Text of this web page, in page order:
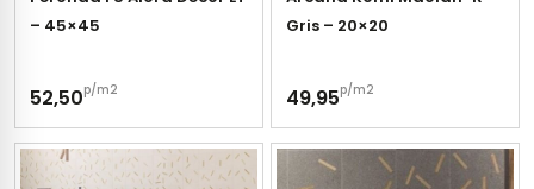
– 45×45
52,50p/m2
Gris – 20×20
49,95p/m2
(kloostertegels)
tegels